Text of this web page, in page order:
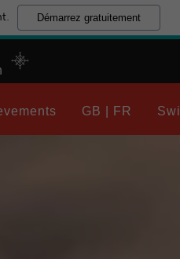
Démarrez gratuitement
GB | FR